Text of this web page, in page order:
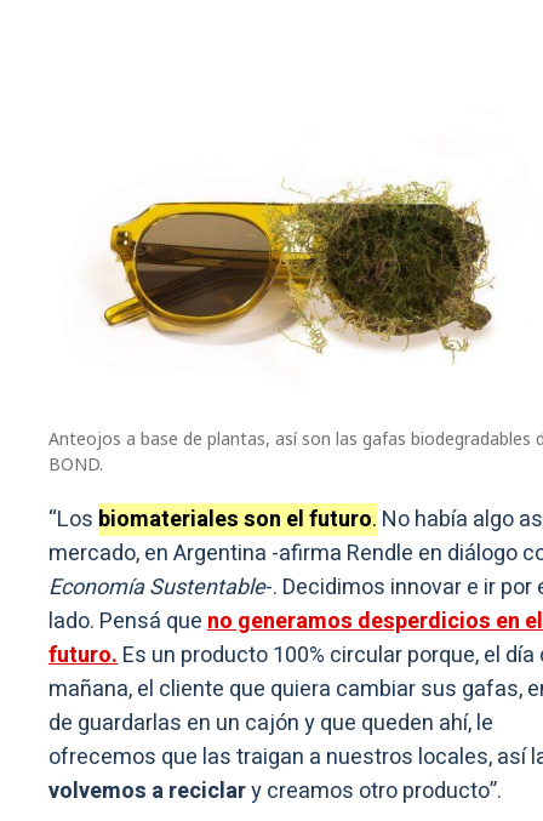
Anteojos a base de plantas, así son las gafas biodegradables
BOND.
“Los biomateriales son el futuro. No había algo
mercado, en Argentina -afirma Rendle en diálogo
Economía Sustentable-. Decidimos innovar e ir por
lado. Pensá queno generamos desperdicios en el
futuro.Es un producto 100% circular porque, el día
mañana, el cliente que quiera cambiar sus gafas,
de guardarlas en un cajón y que queden ahí, le
ofrecemos que las traigan a nuestros locales, así
volvemos a reciclary creamos otro producto”.